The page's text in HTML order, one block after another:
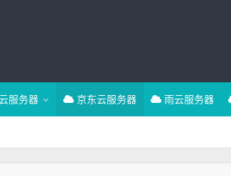
服务器 京东云服务器 雨云服务器